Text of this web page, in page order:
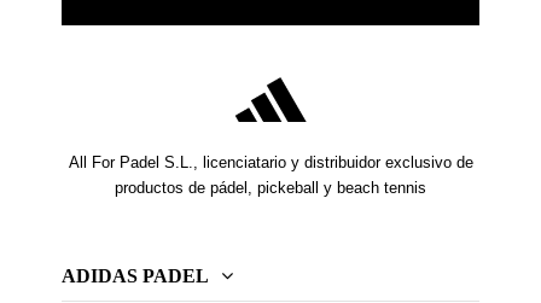
All For Padel S.L., licenciatario y distribuidor exclusivo de
productos de pádel, pickeball y beach tennis
ADIDAS PADEL